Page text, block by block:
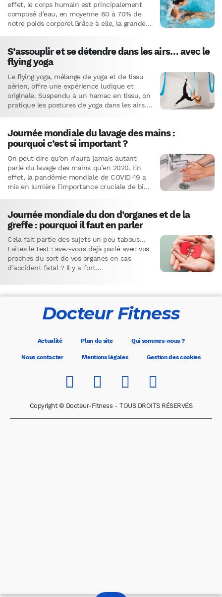
effet, le corps humain est principalement
composé d’eau, en moyenne 60 à 70% de
notre poids corporel.Grâce à elle, la grande
S’assouplir et se détendre dans les airs… avec le
flying yoga
Le flying yoga, mélange de yoga et de tissu
aérien, offre une expérience ludique et
originale. Suspendu à un hamac en tissu, on
pratique les postures de yoga dans les airs.
tout en permettant de se libérer de la
pesanteur.
Journée mondiale du lavage des mains :
pourquoi c’est si important ?
On peut dire qu’on n’aura jamais autant
parlé du lavage des mains qu’en 2020. En
effet, la pandémie mondiale de COVID-19 a
mis en lumière l’importance cruciale de bien
Journée mondiale du don d’organes et de la
greffe : pourquoi il faut en parler
Cela fait partie des sujets un peu tabous…
Faites le test : avez-vous déjà parlé avec vos
proches du sort de vos organes en cas
d’accident fatal ? Il y a fort…
Docteur Fitness
Actualité Plan du site Qui sommes-nous ?
Nous contacter Mentions légales Gestion des cookies
Copyright © Docteur-Fitness - TOUS DROITS RÉSERVÉS